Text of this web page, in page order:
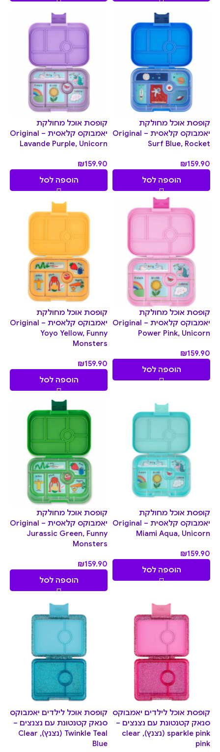
קופסת אוכל מחולקת
יאמבוקס קלאסית Original –
Surf Blue, Rocket
₪159.90
הוספה לסל
קופסת אוכל מחולקת
יאמבוקס קלאסית Original –
Lavande Purple, Unicorn
₪159.90
הוספה לסל
קופסת אוכל מחולקת
יאמבוקס קלאסית Original –
Power Pink, Unicorn
₪159.90
הוספה לסל
קופסת אוכל מחולקת
יאמבוקס קלאסית Original –
Yoyo Yellow, Funny
Monsters
₪159.90
הוספה לסל
קופסת אוכל מחולקת
יאמבוקס קלאסית Original –
Miami Aqua, Unicorn
₪159.90
הוספה לסל
קופסת אוכל מחולקת
יאמבוקס קלאסית Original –
Jurassic Green, Funny
Monsters
₪159.90
הוספה לסל
קופסת אוכל לילדים יאמבוקס
סנאק קטנטונת עם נצנצים –
sparkle pink (נצנץ), clear
pink
קופסת אוכל לילדים יאמבוקס
סנאק קטנטונת עם נצנצים –
Twinkle Teal (נצנץ), Clear
Blue